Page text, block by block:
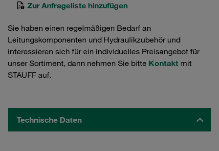
Zur Anfrageliste hinzufügen
Sie haben einen regelmäßigen Bedarf an
Leitungskomponenten und Hydraulikzubehör und
interessieren sich für ein individuelles Preisangebot für
unser Sortiment, dann nehmen Sie bitte Kontakt mit
STAUFF auf.
Technische Daten